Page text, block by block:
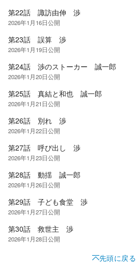
第22話 諏訪由伸 渉
2026年1月16日公開
第23話 誤算 渉
2026年1月19日公開
第24話 渉のストーカー 誠一郎
2026年1月20日公開
第25話 真結と和也 誠一郎
2026年1月21日公開
第26話 別れ 渉
2026年1月22日公開
第27話 呼び出し 渉
2026年1月23日公開
第28話 動揺 誠一郎
2026年1月26日公開
第29話 子ども食堂 渉
2026年1月27日公開
第30話 救世主 渉
2026年1月28日公開
先頭に戻る